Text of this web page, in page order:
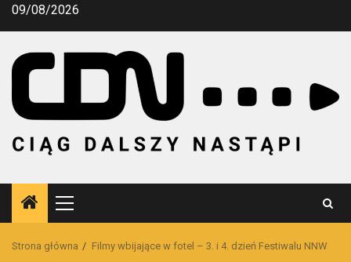
Przejdź
09/08/2026
Menu
główne
Strona główna Filmy wbijające w fotel – 3. i 4. dzień Festiwalu NNW